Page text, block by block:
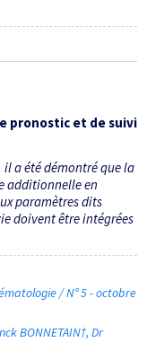
pronostic et de suivi
a été démontré que la
additionnelle en
paramètres dits
doivent être intégrées
/ N° 5 - octobre
BONNETAIN† Dr